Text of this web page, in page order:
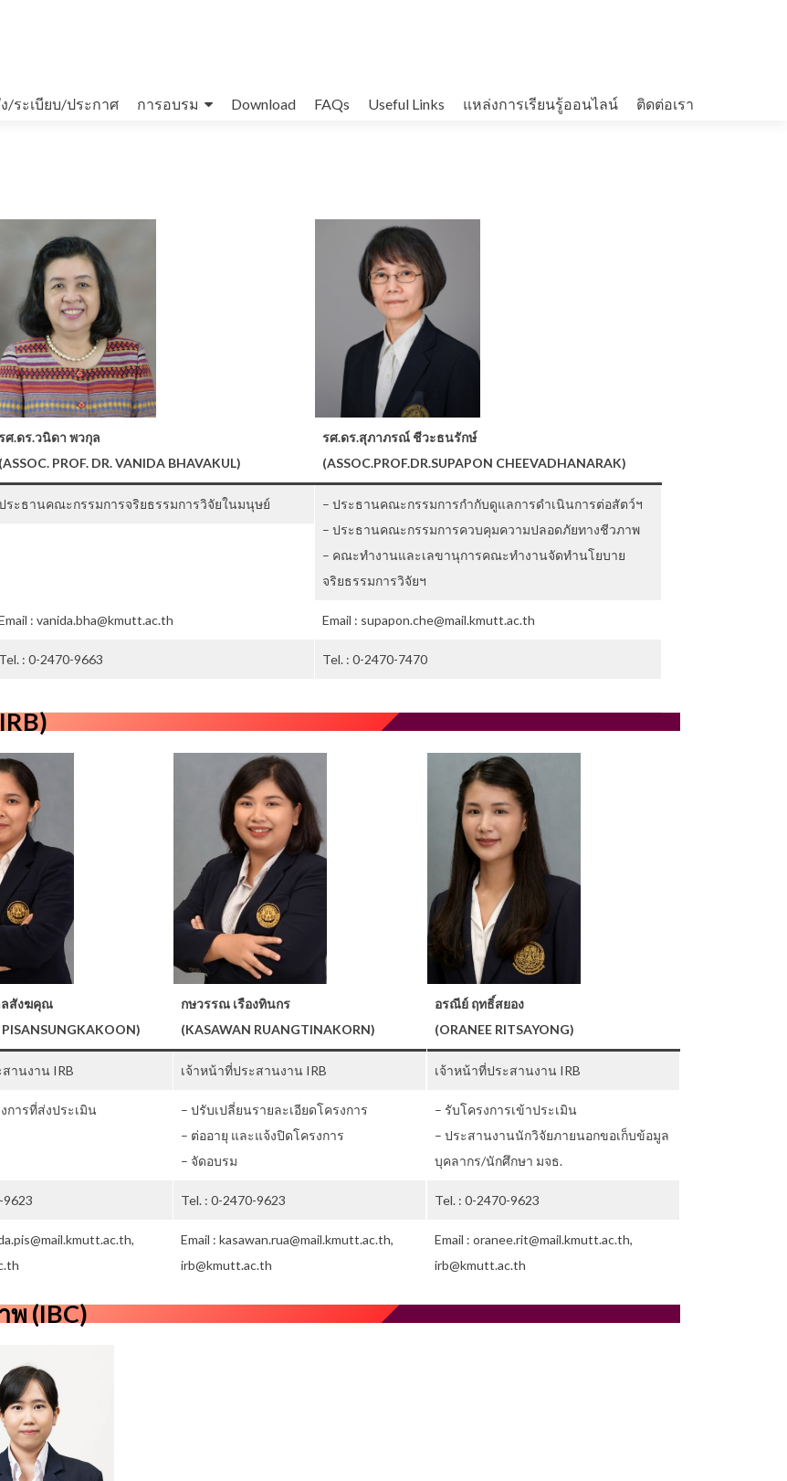
/ระเบียบ/ประกาศ การอบรม Download FAQs Useful Links แหล่งการเรียนรู้ออนไลน์ ติดต่อเรา
ศ.ดร.วนิดา พวกุล
(ASSOC. PROF. DR. VANIDA BHAVAKUL)
ระธานคณะกรรมการจริยธรรมการวิจัยในมนุษย์
: vanida.bha@kmutt.ac.th
Tel. : 0-2470-9663
รศ.ดร.สุภาภรณ์ ชีวะธนรักษ์
(ASSOC.PROF.DR.SUPAPON CHEEVADHANARAK)
– ประธานคณะกรรมการกำกับดูแลการดำเนินการต่อสัตว์ฯ
– ประธานคณะกรรมการควบคุมความปลอดภัยทางชีวภาพ
– คณะทำงานและเลขานุการคณะทำงานจัดทำนโยบาย
จริยธรรมการวิจัยฯ
Email : supapon.che@mail.kmutt.ac.th
Tel. : 0-2470-7470
ลสังฆคุณ
านงาน IRB
การที่ส่งประเมิน
9623
กษวรรณ เรืองทินกร
(KASAWAN RUANGTINAKORN)
เจ้าหน้าที่ประสานงาน IRB
– ปรับเปลี่ยนรายละเอียดโครงการ
– ต่ออายุ และแจ้งปิดโครงการ
– จัดอบรม
Tel. : 0-2470-9623
Email : kasawan.rua@mail.kmutt.ac.th,
irb@kmutt.ac.th
อรณีย์ ฤทธิ์สยอง
(ORANEE RITSAYONG)
เจ้าหน้าที่ประสานงาน IRB
– รับโครงการเข้าประเมิน
– ประสานงานนักวิจัยภายนอกขอเก็บข้อมูล
บุคลากร/นักศึกษา มจธ.
Tel. : 0-2470-9623
Email : oranee.rit@mail.kmutt.ac.th,
irb@kmutt.ac.th
(IBC)